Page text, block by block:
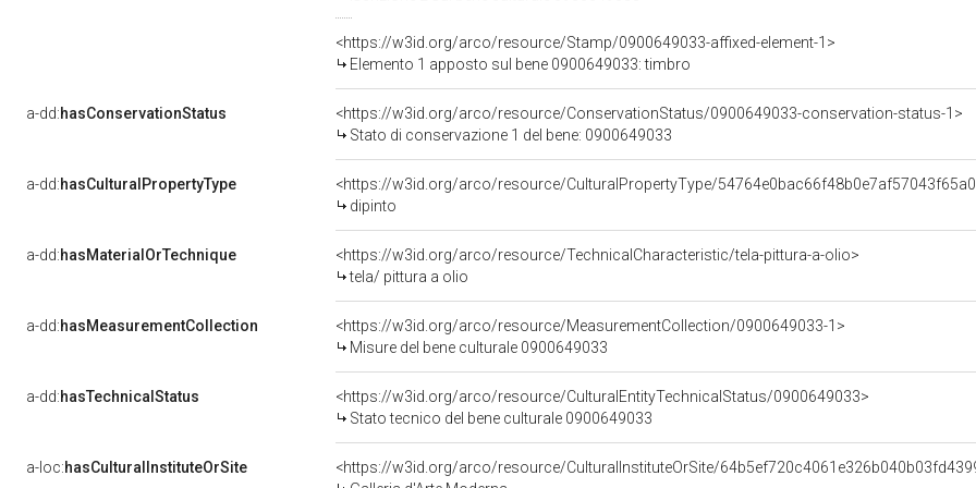
<https://w3id.org/arco/resource/Stamp/0900649033-affixed-element-1>
Elemento 1 apposto sul bene 0900649033: timbro
a-dd:hasConservationStatus
<https://w3id.org/arco/resource/ConservationStatus/0900649033-conservation-status-1>
Stato di conservazione 1 del bene: 0900649033
a-dd:hasCulturalPropertyType
<https://w3id.org/arco/resource/CulturalPropertyType/
dipinto
a-dd:hasMaterialOrTechnique
<https://w3id.org/arco/resource/TechnicalCharacteristic/tela-pittura-a-olio>
tela/ pittura a olio
a-dd:hasMeasurementCollection
<https://w3id.org/arco/resource/MeasurementCollection/0900649033-1>
Misure del bene culturale 0900649033
a-dd:hasTechnicalStatus
<https://w3id.org/arco/resource/CulturalEntityTechnicalStatus/0900649033>
Stato tecnico del bene culturale 0900649033
a-loc:hasCulturalInstituteOrSite
<https://w3id.org/arco/resource/CulturalInstituteOrSite/